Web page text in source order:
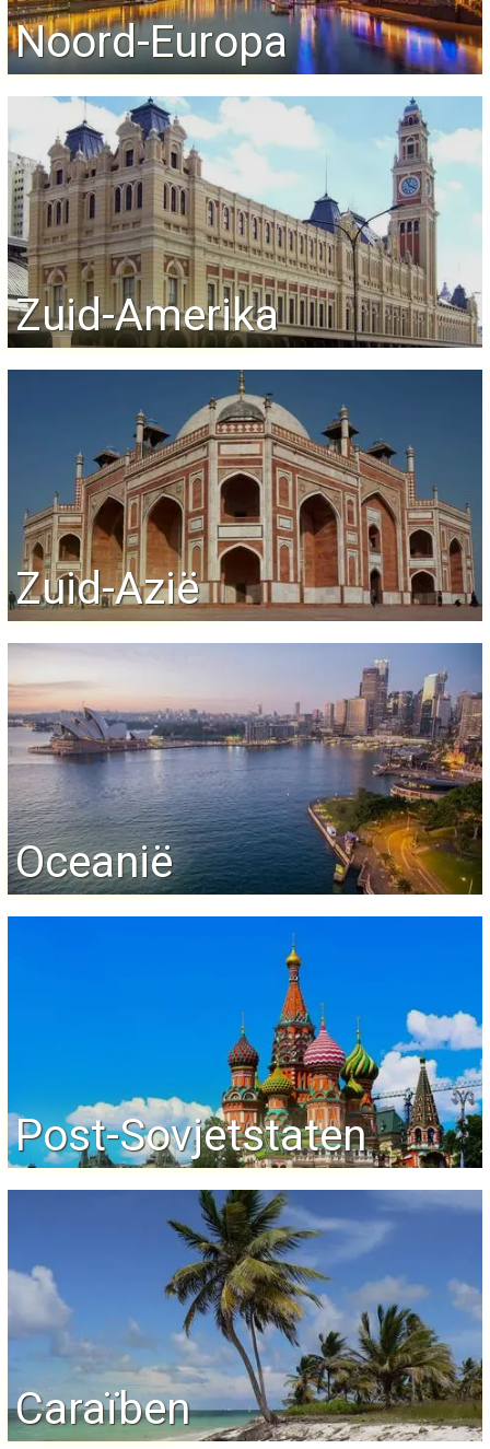
Noord-Europa
Zuid-Amerika
Zuid-Azië
Oceanië
Post-Sovjetstaten
Caraïben